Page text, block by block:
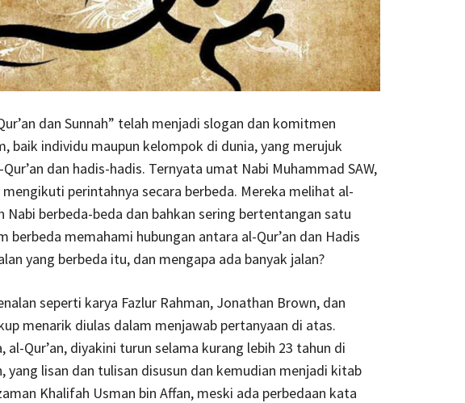
dan Sunnah” telah menjadi slogan dan komitmen
baik individu maupun kelompok di dunia, yang merujuk
dan hadis-hadis. Ternyata umat Nabi Muhammad SAW,
perintahnya secara berbeda. Mereka melihat al-
Nabi berbeda-beda dan bahkan sering bertentangan satu
berbeda memahami hubungan antara al-Qur’an dan Hadis
yang berbeda itu, dan mengapa ada banyak jalan?
seperti karya Fazlur Rahman, Jonathan Brown, dan
menarik diulas dalam menjawab pertanyaan di atas.
al-Qur’an, diyakini turun selama kurang lebih 23 tahun di
yang lisan dan tulisan disusun dan kemudian menjadi kitab
Khalifah Usman bin Affan, meski ada perbedaan kata